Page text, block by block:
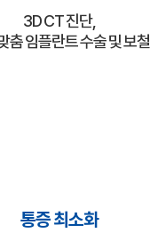
3D CT 진단,
춤 임플란트 수술 및 보철
통증 최소화